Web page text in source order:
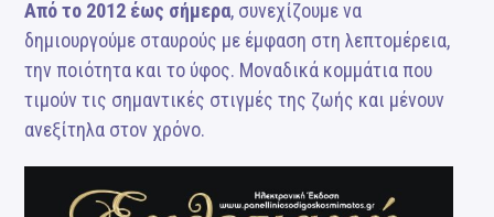
Από το 2012 έως σήμερα, συνεχίζουμε να
δημιουργούμε σταυρούς με έμφαση στη λεπτομέρεια,
την ποιότητα και το ύφος. Μοναδικά κομμάτια που
τιμούν τις σημαντικές στιγμές της ζωής και μένουν
ανεξίτηλα στον χρόνο.